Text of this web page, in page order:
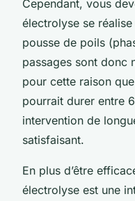
Cependant, vous
électrolyse se réalise
pousse de poils
passages sont donc
pour cette raison
pourrait durer entre
intervention de
satisfaisant.
En plus d’être
électrolyse est une